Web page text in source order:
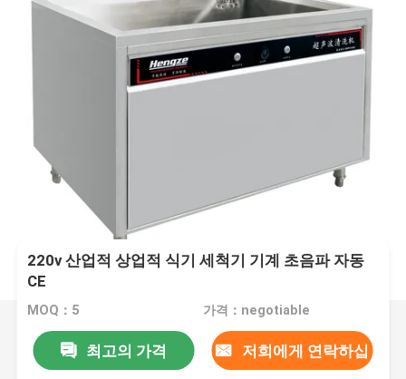
220v 산업적 상업적 식기 세척기 기계 초음파 자동
CE
MOQ：5 가격：negotiable
최고의 가격 저희에게 연락하십